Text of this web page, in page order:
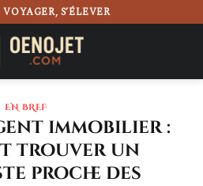
S’ÉLEVER
EN BREF
immobilier :
trouver un
proche des